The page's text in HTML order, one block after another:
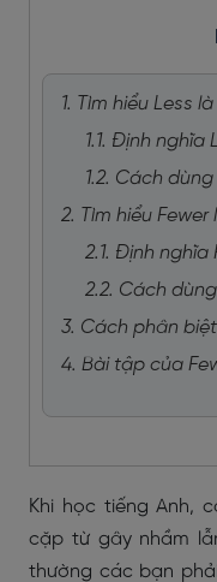
1. Tìm hiểu Less
1.1. Định nghĩa
1.2. Cách
2. Tìm hiểu Fewer
2.1. Định nghĩa
2.2. Cách
3. Cách phân
4. Bài tập của
Khi học tiếng Anh,
cặp từ gây nhầm
thường các bạn